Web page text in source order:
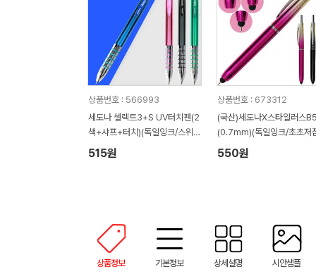
상품번호 : 566993
세도나 셀렉트3+S UV터치펜(2
색+샤프+터치)(독일잉크/스위스
팁)
515원
상품번호 : 673312
(국산)세도나X스타일러스
(0.7mm)(독일잉크/초초저
550원
상품정보 기본정보 상세설명 시안샘플